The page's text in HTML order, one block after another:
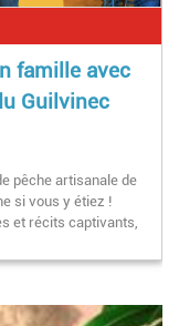
famille avec
Guilvinec
pêche artisanale de
si vous y étiez !
et récits captivants,